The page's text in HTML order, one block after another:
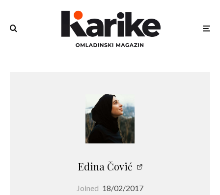
Edina Čović
Joined 18/02/2017